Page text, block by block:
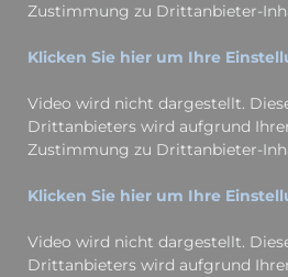
Zustimmung zu Drittanbieter-
Klicken Sie hier um Ihre
Video wird nicht dargestellt.
Drittanbieters wird aufgrund
Zustimmung zu Drittanbieter-
Klicken Sie hier um Ihre
Video wird nicht dargestellt.
Drittanbieters wird aufgrund